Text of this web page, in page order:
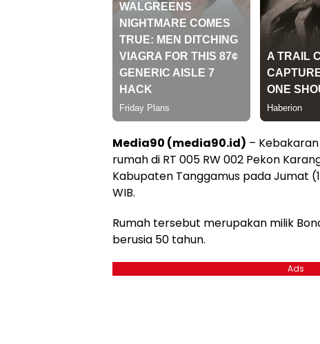
Media90 (media90.id) –
rumah di RT 005 RW 002 Pekon
Kabupaten Tanggamus pada Jumat
WIB.
Rumah tersebut merupakan milik
berusia 50 tahun.
Ads